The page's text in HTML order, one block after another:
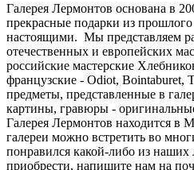
Галерея Лермонтов основана в
прекрасные подарки из
настоящими. Мы представляем
отечественных и европейских
российские мастерские
французские - Odiot, Bointaburet,
предметы, представленные в
картины, гравюры -
Галерея Лермонтов находится в
галереи можно встретить во
понравился какой-либо из наших
приобрести, напишите нам на